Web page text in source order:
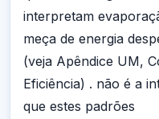
interpretam
meça de energia
(veja Apêndice UM,
Eficiência) . não é a
que estes padrões